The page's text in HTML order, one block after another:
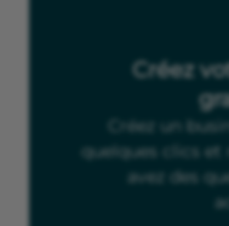
Créez
Créez un
quelques clics
avez des